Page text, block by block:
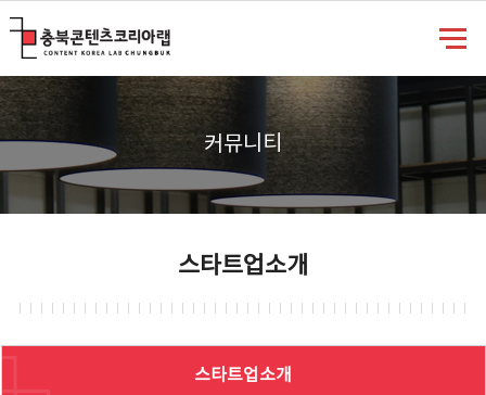
커뮤니티
스타트업소개
스타트업소개